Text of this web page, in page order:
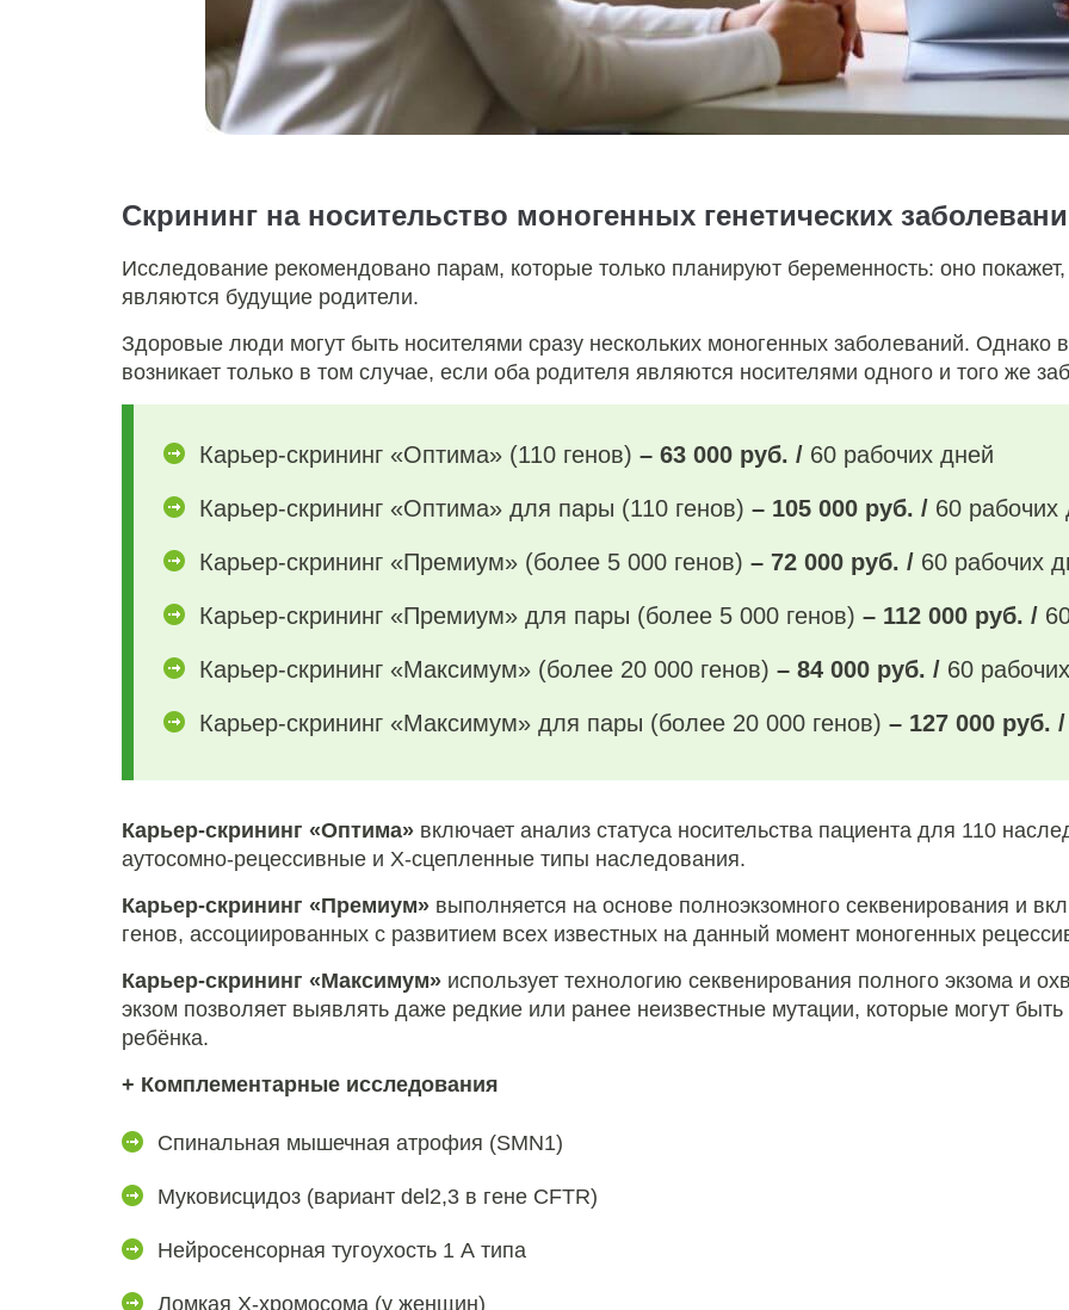
Скрининг на носительство моногенных генетических
Исследование рекомендовано парам, которые только планируют беременность: оно
являются будущие родители.
Здоровые люди могут быть носителями сразу нескольких моногенных заболеваний. Однако
возникает только в том случае, если оба родителя являются носителями одного и того же
Карьер-скрининг «Оптима» (110 генов) – 63 000 руб. / 60 рабочих дней
Карьер-скрининг «Оптима» для пары (110 генов) – 105 000 руб. / 60 рабочих
Карьер-скрининг «Премиум» (более 5 000 генов) – 72 000 руб. / 60 рабочих
Карьер-скрининг «Премиум» для пары (более 5 000 генов) – 112 000 руб. /
Карьер-скрининг «Максимум» (более 20 000 генов) – 84 000 руб. / 60
Карьер-скрининг «Максимум» для пары (более 20 000 генов) – 127 000 руб.
Карьер-скрининг «Оптима» включает анализ статуса носительства пациента для 110
аутосомно-рецессивные и Х-сцепленные типы наследования.
Карьер-скрининг «Премиум» выполняется на основе полноэкзомного секвенирования и
генов, ассоциированных с развитием всех известных на данный момент моногенных
Карьер-скрининг «Максимум» использует технологию секвенирования полного экзома и
экзом позволяет выявлять даже редкие или ранее неизвестные мутации, которые могут
ребёнка.
+ Комплементарные исследования
Спинальная мышечная атрофия (SMN1)
Муковисцидоз (вариант del2,3 в гене CFTR)
Нейросенсорная тугоухость 1 А типа
Ломкая Х-хромосома (у женщин)